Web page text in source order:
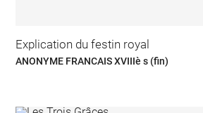
Explication du festin royal
ANONYME FRANCAIS XVIIIè s (fin)